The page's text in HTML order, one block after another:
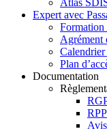
Atlas
Expert avec
Agrément
Plan
Documentation
RPP